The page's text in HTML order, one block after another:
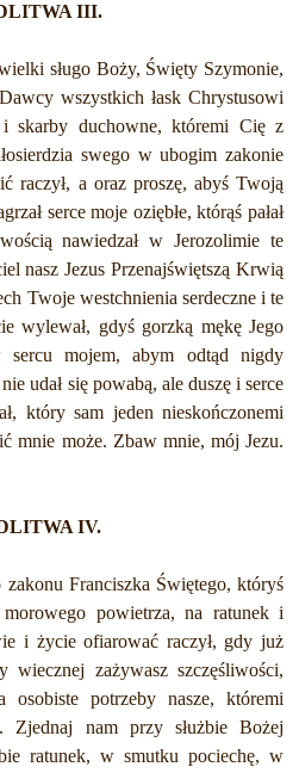
III.
sługo Boży, Święty Szymonie,
wszystkich łask Chrystusowi
skarby duchowne, któremi Cię z
swego w ubogim zakonie
raczył, a oraz proszę, abyś Twoją
serce moje oziębłe, którąś pałał
nawiedzał w Jerozolimie te
nasz Jezus Przenajświętszą Krwią
Twoje westchnienia serdeczne i te
wylewał, gdyś gorzką mękę Jego
sercu mojem, abym odtąd nigdy
udał się powabą, ale duszę i serce
który sam jeden nieskończonemi
mnie może. Zbaw mnie, mój Jezu.
IV.
Franciszka Świętego, któryś
powietrza, na ratunek i
i życie ofiarować raczył, gdy już
wiecznej zażywasz szczęśliwości,
osobiste potrzeby nasze, któremi
Zjednaj nam przy służbie Bożej
ratunek, w smutku pociechę, w